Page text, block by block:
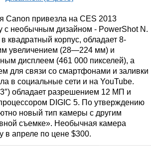
Canon привезла на CES 2013
с необычным дизайном - PowerShot N.
квадратный корпус, обладает 8-
увеличением (28—224 мм) и
дисплеем (461 000 пикселей), а
для связи со смартфонами и заливки
в социальные сети и на YouTube.
обладает разрешением 12 МП и
DIGIC 5. По утверждению
новый тип камеры с другим
съемке». Необычная камера
в апреле по цене $300.